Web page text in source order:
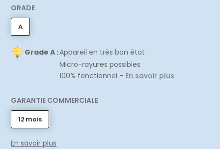
GRADE
A
Grade A :Appareil en très bon état
Micro-rayures possibles
100% fonctionnel - En savoir plus
GARANTIE COMMERCIALE
12 mois
En savoir plus